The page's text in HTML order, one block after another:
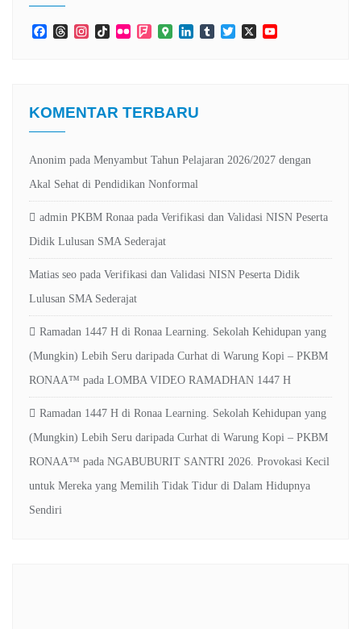
FacebookThreadsInstagramTikTokFlickr Foursquare
GoogleLinkedInTumblrTwitter
X
KOMENTAR TERBARU
Anonim pada Menyambut Tahun Pelajaran 2026/2027 dengan
Akal Sehat di Pendidikan Nonformal
admin PKBM Ronaa pada Verifikasi dan Validasi NISN Peserta
Didik Lulusan SMA Sederajat
Matias seo pada Verifikasi dan Validasi NISN Peserta Didik
Lulusan SMA Sederajat
Ramadan 1447 H di Ronaa Learning. Sekolah Kehidupan yang
(Mungkin) Lebih Seru daripada Curhat di Warung Kopi – PKBM
RONAA™ pada LOMBA VIDEO RAMADHAN 1447 H
Ramadan 1447 H di Ronaa Learning. Sekolah Kehidupan yang
(Mungkin) Lebih Seru daripada Curhat di Warung Kopi – PKBM
RONAA™ pada NGABUBURIT SANTRI 2026. Provokasi Kecil
untuk Mereka yang Memilih Tidak Tidur di Dalam Hidupnya
Sendiri